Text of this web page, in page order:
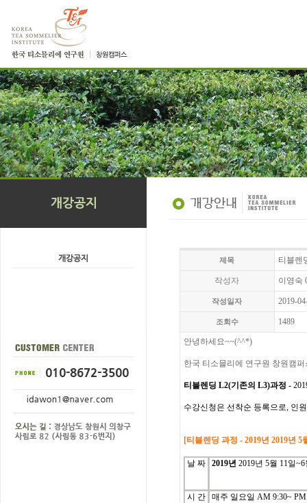
제목 티블렌
작성자 이영숙
작성일자 2019-
조회수 1489
안녕하세요~~(^^*)
한국 티소믈리에 연구원 창원캠
티블렌딩 L2(기존의 L3)과정 -
수강신청은 선착순 등록으로, 인원
[티블렌딩 과정 - 2019년 2019년
날 짜 2019년2019년 5월 11일
시 간 매주 일 요일 AM 9:30~ PM